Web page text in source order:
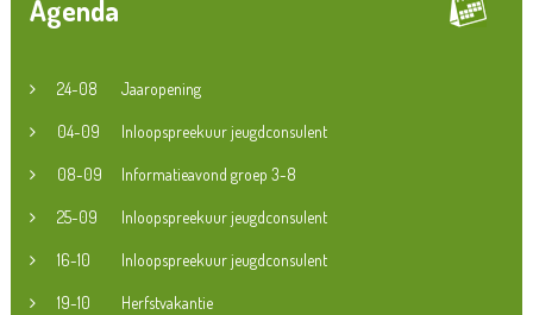
Agenda
24-08 Jaaropening
04-09 Inloopspreekuur jeugdconsulent
08-09 Informatieavond groep 3-8
25-09 Inloopspreekuur jeugdconsulent
16-10 Inloopspreekuur jeugdconsulent
19-10 Herfstvakantie